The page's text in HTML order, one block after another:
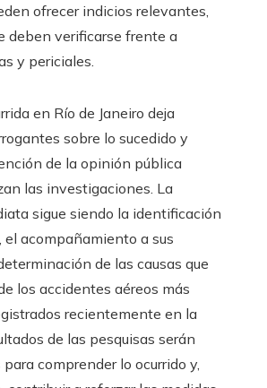
ofrecer indicios relevantes,
deben verificarse frente a
y periciales.
en Río de Janeiro deja
sobre lo sucedido y
de la opinión pública
las investigaciones. La
sigue siendo la identificación
el acompañamiento a sus
de las causas que
los accidentes aéreos más
recientemente en la
de las pesquisas serán
comprender lo ocurrido y,